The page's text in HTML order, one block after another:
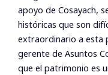
apoyo de Cosayach,
históricas que son
extraordinario a esta
gerente de Asuntos
que el patrimonio es